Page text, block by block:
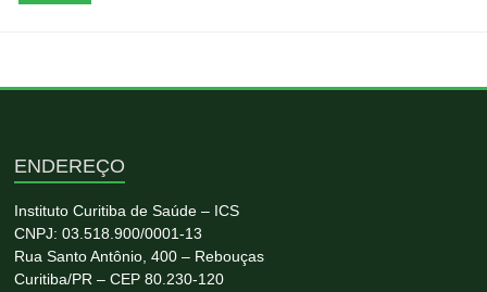
ENDEREÇO
Instituto Curitiba de Saúde – ICS
CNPJ: 03.518.900/0001-13
Rua Santo Antônio, 400 – Rebouças
Curitiba/PR – CEP 80.230-120